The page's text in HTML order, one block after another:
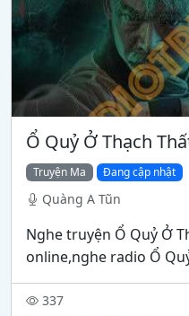
Ổ Quỷ Ở Thạch
Truyện Ma Đang cập nhật
Quàng A Tũn
Nghe truyện Ổ Quỷ Ở
online,nghe radio Ổ
337